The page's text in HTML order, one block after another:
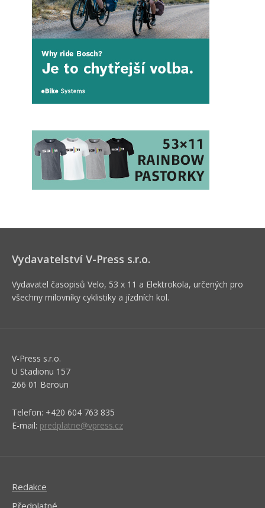
Vydavatelství V-Press s.r.o.
Vydavatel časopisů Velo, 53 x 11 a Elektrokola, určených pro
všechny milovníky cyklistiky a jízdních kol.
V-Press s.r.o.
U Stadionu 157
266 01 Beroun
Telefon: +420 604 763 835
E-mail: predplatne@vpress.cz
Redakce